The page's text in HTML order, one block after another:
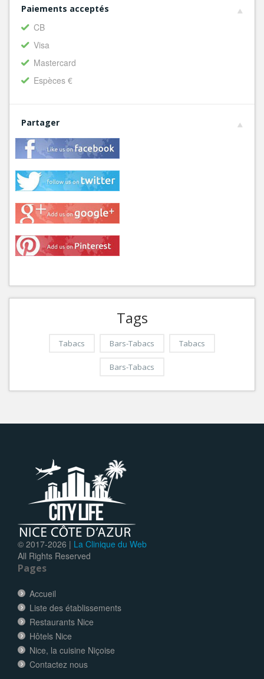
Paiements acceptés
CB
Visa
Mastercard
Espèces €
Partager
Tags
Tabacs Bars-Tabacs Tabacs
Bars-Tabacs
© 2017-2026 | La Clinique du Web
All Rights Reserved
Pages
Accueil
Liste des établissements
Restaurants Nice
Hôtels Nice
Nice, la cuisine Niçoise
Contactez nous